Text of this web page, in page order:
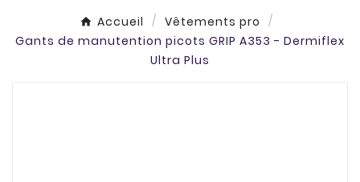
Accueil
Vêtements pro
Gants de manutention picots GRIP A353 - Dermiflex
Ultra Plus